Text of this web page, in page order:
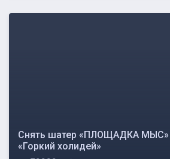
Снять шатер «ПЛОЩАДКА МЫС»
«Горкий холидей»